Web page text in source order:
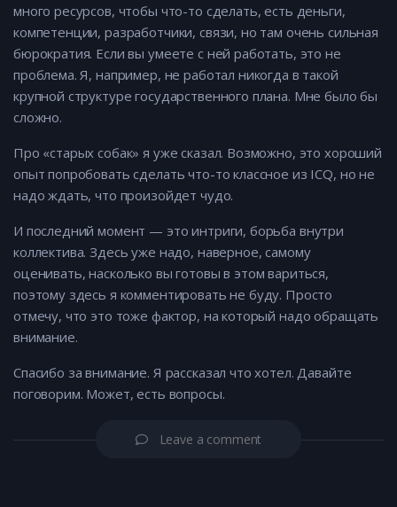
много ресурсов, чтобы что-то сделать, есть деньги,
компетенции, разработчики, связи, но там очень сильная
бюрократия. Если вы умеете с ней работать, это не
проблема. Я, например, не работал никогда в такой
крупной структуре государственного плана. Мне было бы
сложно.
Про «старых собак» я уже сказал. Возможно, это хороший
опыт попробовать сделать что-то классное из ICQ, но не
надо ждать, что произойдет чудо.
И последний момент — это интриги, борьба внутри
коллектива. Здесь уже надо, наверное, самому
оценивать, насколько вы готовы в этом вариться,
поэтому здесь я комментировать не буду. Просто
отмечу, что это тоже фактор, на который надо обращать
внимание.
Спасибо за внимание. Я рассказал что хотел. Давайте
поговорим. Может, есть вопросы.
Leave a comment